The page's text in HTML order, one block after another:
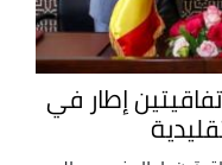
إطار في